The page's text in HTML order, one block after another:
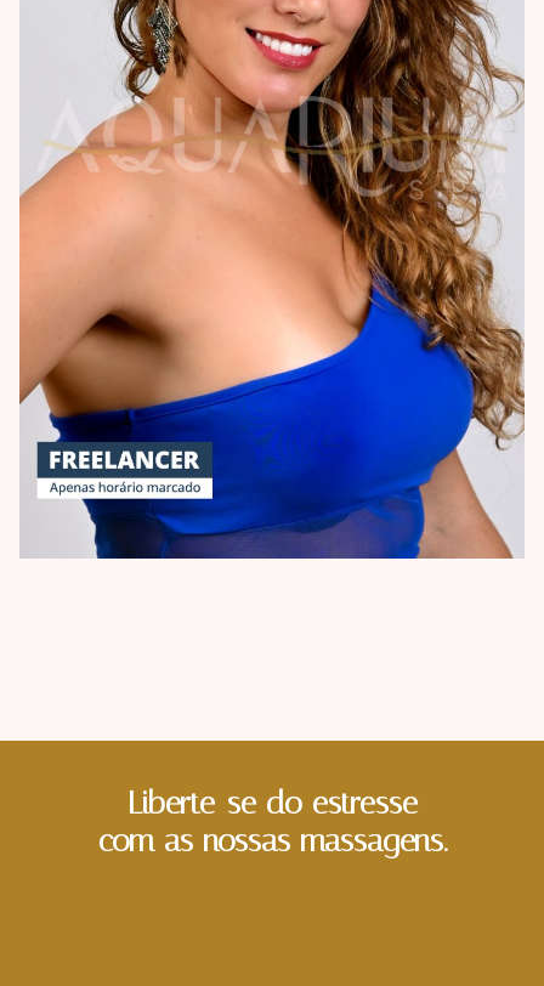
Liberte-se do estresse
com as nossas massagens.